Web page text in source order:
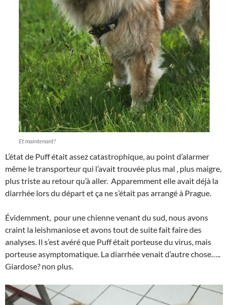
Et maintenant?
L’état de Puff était assez catastrophique, au point d’alarmer
même le transporteur qui l’avait trouvée plus mal , plus maigre,
plus triste au retour qu’à aller. Apparemment elle avait déjà la
diarrhée lors du départ et ça ne s’était pas arrangé à Prague.
Évidemment, pour une chienne venant du sud, nous avons
craint la leishmaniose et avons tout de suite fait faire des
analyses. Il s’est avéré que Puff était porteuse du virus, mais
porteuse asymptomatique. La diarrhée venait d’autre chose…..
Giardose? non plus.